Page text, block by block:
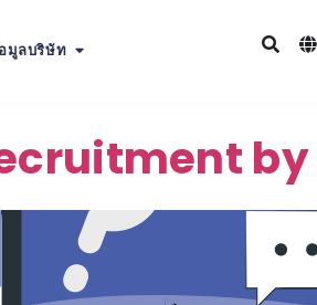
มูลบริษัท